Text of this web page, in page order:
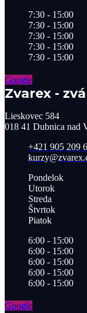
7:30 - 15:00
7:30 - 15:00
7:30 - 15:00
7:30 - 15:00
7:30 - 15:00
Google
Zvarex -
Lieskovec 584
018 41 Dubnica nad
+421 905 209
Pondelok
Utorok
Streda
Štvrtok
Piatok
6:00 - 15:00
6:00 - 15:00
6:00 - 15:00
6:00 - 15:00
6:00 - 15:00
Google